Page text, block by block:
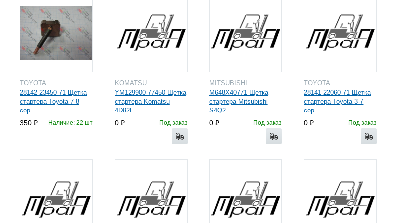
TOYOTA
28142-23450-71 Щетка
стартера Toyota 7-8
сер.
350 Наличие: 22 шт
KOMATSU
YM129900-77450 Щетка
стартера Komatsu
4D92E
0 Под заказ
MITSUBISHI
M648X40771 Щетка
стартера Mitsubishi
S4Q2
0 Под заказ
TOYOTA
28141-22060-71 Щетка
стартера Toyota 3-7
сер.
0 Под заказ